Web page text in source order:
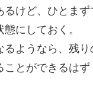
るけど、ひとま
にしておく。
るようなら、残
とができるはず